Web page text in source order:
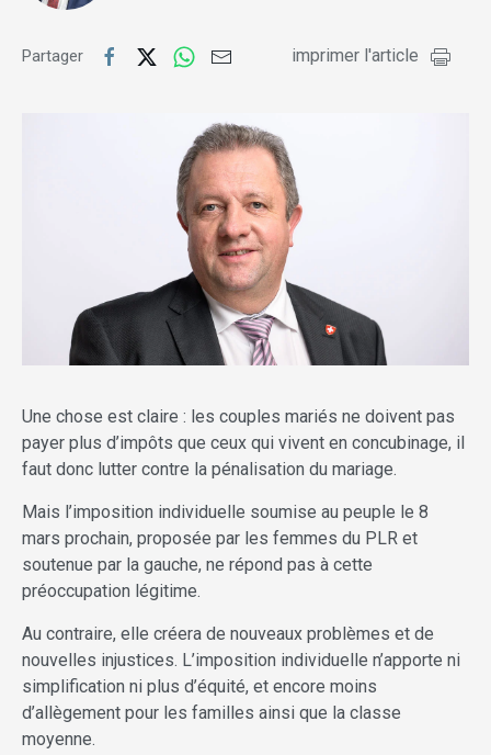
Partager imprimer l'article
Une chose est claire : les couples mariés ne doivent pas
payer plus d’impôts que ceux qui vivent en concubinage, il
faut donc lutter contre la pénalisation du mariage.
Mais l’imposition individuelle soumise au peuple le 8
mars prochain, proposée par les femmes du PLR et
soutenue par la gauche, ne répond pas à cette
préoccupation légitime.
Au contraire, elle créera de nouveaux problèmes et de
nouvelles injustices. L’imposition individuelle n’apporte ni
simplification ni plus d’équité, et encore moins
d’allègement pour les familles ainsi que la classe
moyenne.